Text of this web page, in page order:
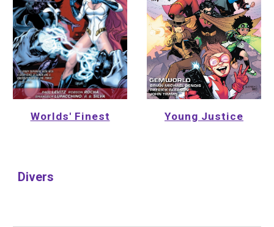
Worlds' Finest Young Justice
Divers